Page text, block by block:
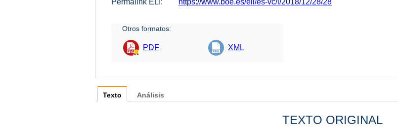
Otros formatos:
PDF XML
Texto
TEXTO ORIGINAL
Análisis